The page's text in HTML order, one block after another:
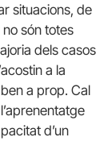
situacions, de
són totes
dels casos
a la
a prop. Cal
d’un